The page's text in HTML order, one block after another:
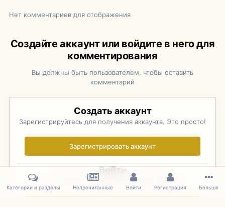
Нет комментариев для отображения
Создайте аккаунт или войдите в него для
комментирования
Вы должны быть пользователем, чтобы оставить
комментарий
Создать аккаунт
Зарегистрируйтесь для получения аккаунта. Это просто!
Зарегистрировать аккаунт
Войти
Уже зарегистрированы? Войдите здесь.
Категории и разделы Непрочитанные Войти Регистрация Больше